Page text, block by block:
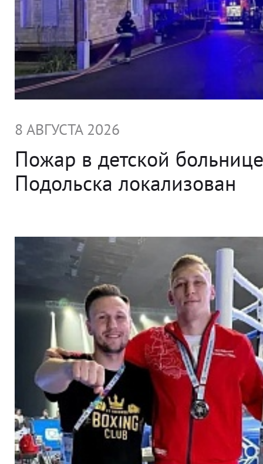
8 АВГУСТА 2026
Пожар в детской больнице
Подольска локализован